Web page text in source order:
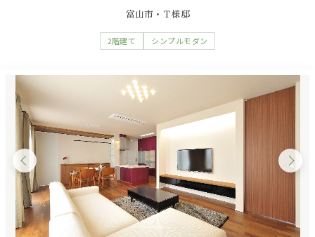
成友の家事例集
モデルハウス
リフォーム イベント・ニュース 私たちについて
富山市・Ｔ様邸
2階建て シンプルモダン